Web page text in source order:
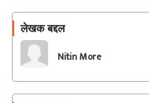
लेखक बद्दल
Nitin More